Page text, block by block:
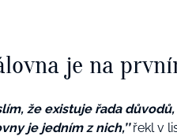
je na
že existuje řada
je jedním z nich,’’řekl v